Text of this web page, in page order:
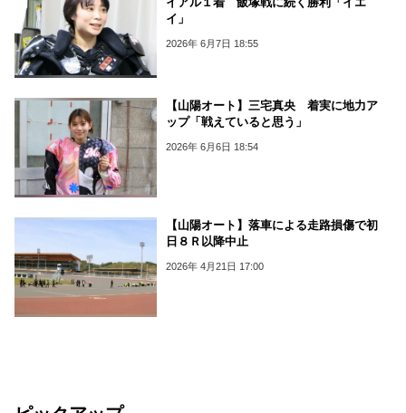
イ」
2026年 6月7日 18:55
【山陽オート】三宅真央 着実に地力ア
ップ「戦えていると思う」
2026年 6月6日 18:54
【山陽オート】落車による走路損傷で初
日８Ｒ以降中止
2026年 4月21日 17:00